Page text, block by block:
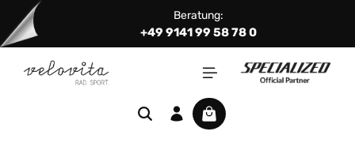
Zum Hauptinhalt springen Beratung:
+49 9141 99 58 78 0
Warenkorb enthält 0